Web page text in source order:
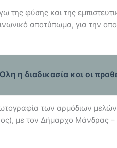
της φύσης και της
αποτύπωμα, για την
η διαδικασία και οι
των αρμόδιων μελών
με τον Δήμαρχο Μάνδρας –